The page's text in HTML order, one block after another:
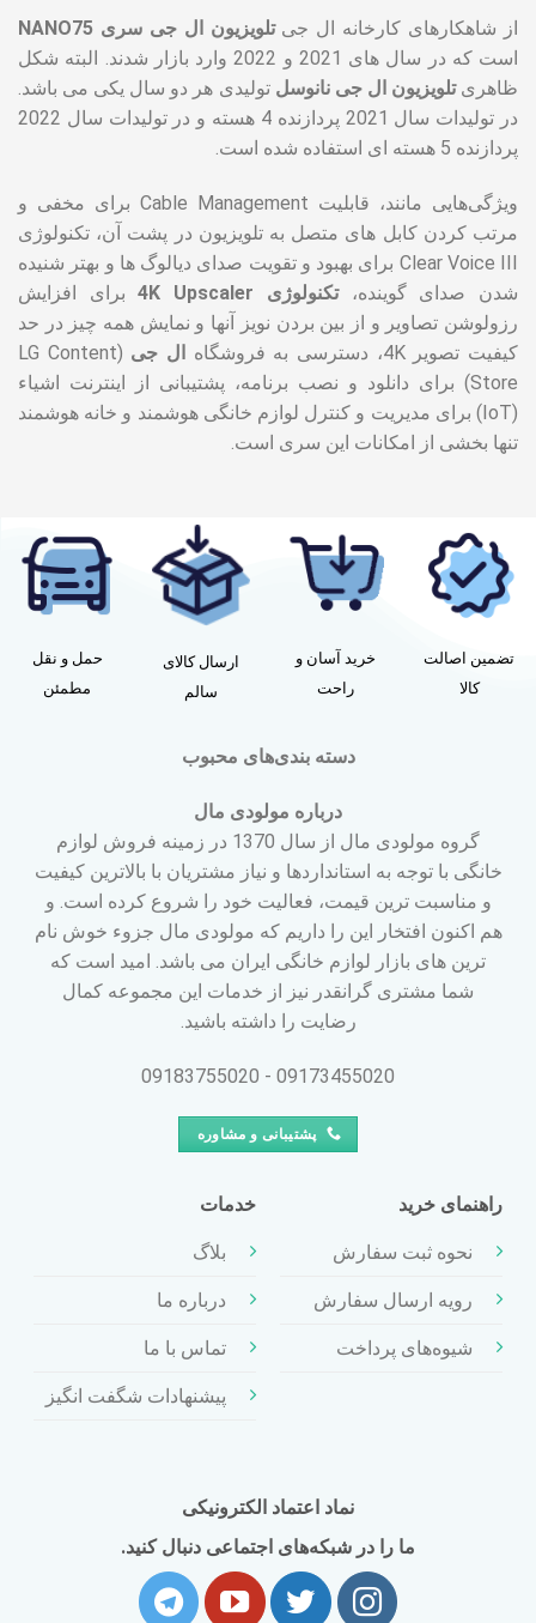
از شاهکارهای کارخانه ال جی تلویزیون‌ ال جی سری NANO75
است که در سال های 2021 و 2022 وارد بازار شدند. البته شکل
ظاهریتلویزیون ال جی نانوسل تولیدی هر دو سال یکی می باشد.
در تولیدات سال 2021 پردازنده 4 هسته و در تولیدات سال 2022
پردازنده 5 هسته ای استفاده شده است.
ویژگی‌هایی مانند، قابلیت Cable Management برای مخفی و
مرتب کردن کابل های متصل به تلویزیون در پشت آن، تکنولوژی
Clear Voice III برای بهبود و تقویت صدای دیالوگ ها و بهتر شنیده
شدن صدای گوینده، تکنولوژی 4K Upscaler
برای افزایش
رزولوشن تصاویر و از بین بردن نویز آنها و نمایش همه چیز در حد
کیفیت تصویر 4K، دسترسی به فروشگاه
ال جی
(LG Content
Store) برای دانلود و نصب برنامه، پشتیبانی از اینترنت اشیاء
(IoT) برای مدیریت و کنترل لوازم خانگی هوشمند و خانه هوشمند
تنها بخشی از امکانات این سری است.
تضمین اصالت
کالا
خرید آسان و
راحت
ارسال کالای
سالم
حمل و نقل
مطمئن
دسته بندی‌های محبوب
درباره مولودی مال
گروه مولودی مال از سال 1370 در زمینه فروش لوازم
خانگی با توجه به استانداردها و نیاز مشتریان با بالاترین کیفیت
و مناسبت ترین قیمت، فعالیت خود را شروع کرده است. و
هم اکنون افتخار این را داریم که مولودی مال جزوء خوش نام
ترین های بازار لوازم خانگی ایران می باشد. امید است که
شما مشتری گرانقدر نیز از خدمات این مجموعه کمال
رضایت را داشته باشید.
09173455020 - 09183755020
پشتیبانی و مشاوره
راهنمای خرید
نحوه ثبت سفارش
رویه ارسال سفارش
شیوه‌های پرداخت
خدمات
بلاگ
درباره ما
تماس با ما
پیشنهادات شگفت انگیز
نماد اعتماد الکترونیکی
ما را در شبکه‌های اجتماعی دنبال کنید.